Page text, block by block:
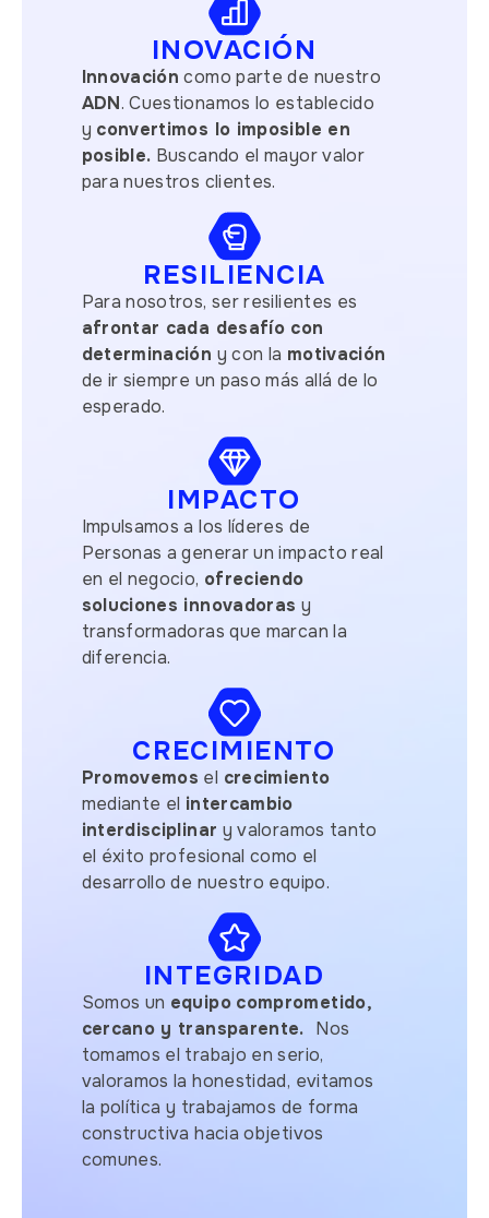
INOVACIÓN
Innovación como parte de nuestro
ADN. Cuestionamos lo establecido
y convertimos lo imposible en
posible. Buscando el mayor valor
para nuestros clientes.
RESILIENCIA
Para nosotros, ser resilientes es
afrontar cada desafío con
determinación y con la motivación
de ir siempre un paso más allá de lo
esperado.
IMPACTO
Impulsamos a los líderes de
Personas a generar un impacto real
en el negocio, ofreciendo
soluciones innovadoras y
transformadoras que marcan la
diferencia.
CRECIMIENTO
Promovemos el crecimiento
mediante el intercambio
interdisciplinar y valoramos tanto
el éxito profesional como el
desarrollo de nuestro equipo.
INTEGRIDAD
Somos un equipo comprometido,
cercano y transparente. Nos
tomamos el trabajo en serio,
valoramos la honestidad, evitamos
la política y trabajamos de forma
constructiva hacia objetivos
comunes.